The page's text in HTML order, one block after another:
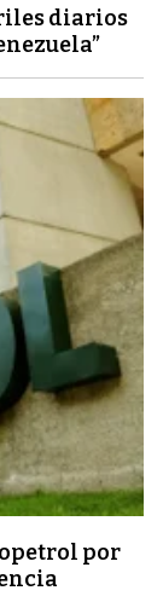
diarios
por